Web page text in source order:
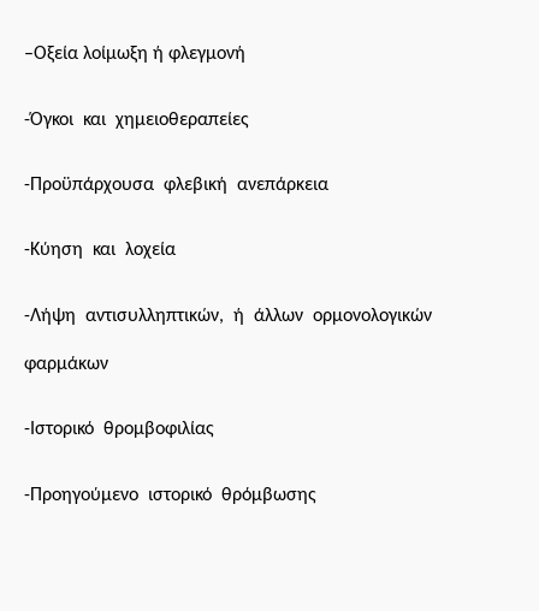
–Οξεία λοίμωξη ή φλεγμονή
-Όγκοι και χημειοθεραπείες
-Προϋπάρχουσα φλεβική ανεπάρκεια
-Κύηση και λοχεία
-Λήψη αντισυλληπτικών, ή άλλων ορμονολογικών
φαρμάκων
-Ιστορικό θρομβοφιλίας
-Προηγούμενο ιστορικό θρόμβωσης